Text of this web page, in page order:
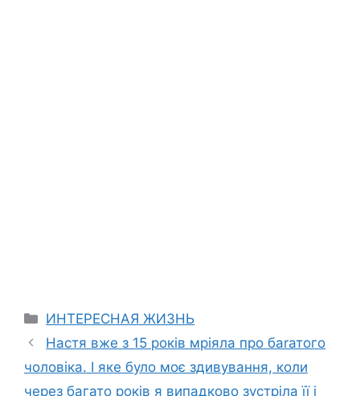
Categories
ИНТЕРЕСНАЯ ЖИЗНЬ
Настя вже з 15 років мріяла про баrатого
чоловіка. І яке було моє здивування, коли
через багато років я випадково зустріла її і